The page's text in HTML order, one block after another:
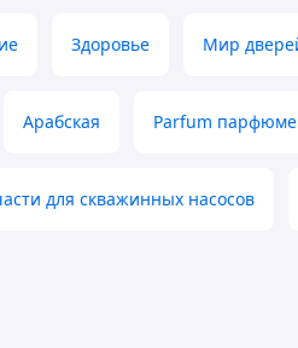
Здоровье Мир
Арабская Parfum
для скважинных насосов